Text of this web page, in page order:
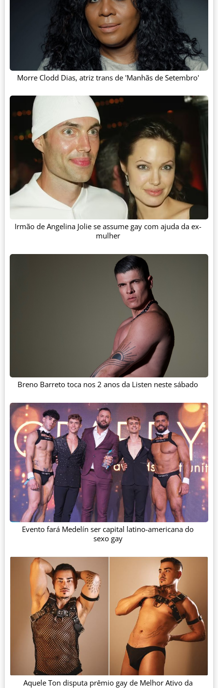
Morre Clodd Dias, atriz trans de 'Manhãs de Setembro'
Irmão de Angelina Jolie se assume gay com ajuda da ex-
mulher
Breno Barreto toca nos 2 anos da Listen neste sábado
Evento fará Medelín ser capital latino-americana do
sexo gay
Aquele Ton disputa prêmio gay de Melhor Ativo da